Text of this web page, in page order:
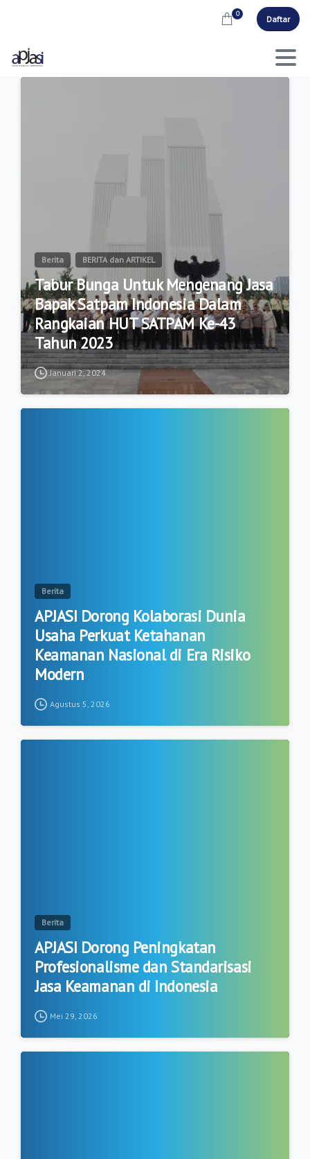
0
Daftar
Berita BERITA dan ARTIKEL
Tabur Bunga Untuk Mengenang Jasa
Bapak Satpam Indonesia Dalam
Rangkaian HUT SATPAM Ke-43
Tahun 2023
Januari 2, 2024
Berita
APJASI Dorong Kolaborasi Dunia
Usaha Perkuat Ketahanan
Keamanan Nasional di Era Risiko
Modern
Agustus 5, 2026
Berita
APJASI Dorong Peningkatan
Profesionalisme dan Standarisasi
Jasa Keamanan di Indonesia
Mei 29, 2026